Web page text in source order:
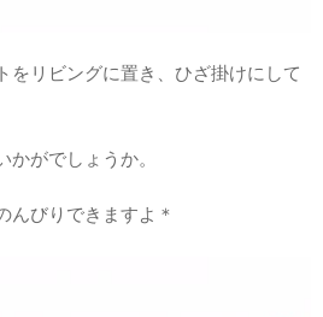
をリビングに置き、ひざ掛けにして
がでしょうか。
んびりできますよ＊